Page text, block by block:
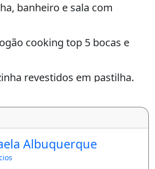
banheiro e sala com
cooking top 5 bocas e
revestidos em pastilha.
tratar diretamente no
0276
Albuquerque